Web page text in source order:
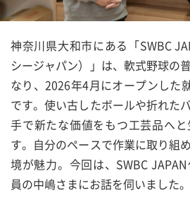
神奈川県大和市にある「SWBC
シージャパン）」は、軟式野球の
なり、2026年4月にオープンした
です。使い古したボールや折れた
手で新たな価値をもつ工芸品へ
す。自分のペースで作業に取り組
境が魅力。今回は、SWBC
員の中嶋さまにお話を伺いました。